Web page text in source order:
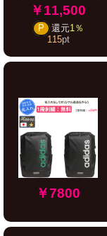
￥11,500
P 還元1％
115pt
￥7800